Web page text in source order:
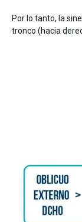
Por lo tanto, la
tronco (hacia